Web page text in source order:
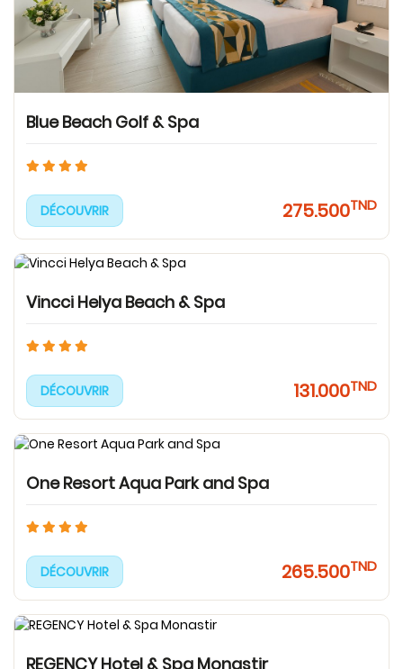
Blue Beach Golf & Spa
DÉCOUVRIR 275.500TND
Vincci Helya Beach & Spa
DÉCOUVRIR 131.000TND
One Resort Aqua Park and Spa
DÉCOUVRIR 265.500TND
REGENCY Hotel & Spa Monastir